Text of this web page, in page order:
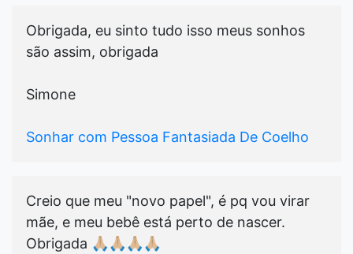
Obrigada, eu sinto tudo isso meus sonhos
são assim, obrigada
Simone
Sonhar com Pessoa Fantasiada De Coelho
Creio que meu "novo papel", é pq vou virar
mãe, e meu bebê está perto de nascer.
Obrigada 🙏🏼🙏🏼🙏🏼🙏🏼